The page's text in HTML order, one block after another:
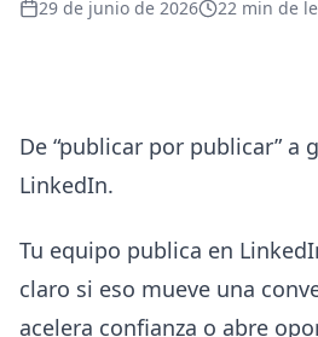
29 de junio de 2026 22 min de
De “publicar por publicar” a
LinkedIn.
Tu equipo publica en
claro si eso mueve una
acelera confianza o abre